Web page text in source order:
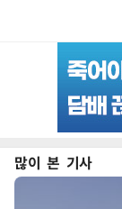
많이 본 기사